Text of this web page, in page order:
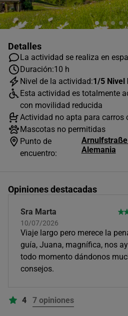
Bebé
0-4 años
AGOSTO 2026
L
M X J
1
3
4 6 7 8
31
Horas disponibles (1)
09:15
Detalles
La actividad se realiza en
Duración:10 h
Nivel de la actividad:1/5 Nivel
Esta actividad es totalmente
con movilidad reducida
Actividad no apta para carros
Mascotas no permitidas
Punto de
encuentro:
Arnulfstraße
Alemania
Opiniones destacadas
Sra Marta
10/07/2026
Viaje largo pero merece la
guía, Juana, magnífica, nos
todo momento dándonos
consejos.
4 7 opiniones